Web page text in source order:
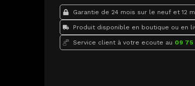
k
Garantie de 24 mois sur le neuf et 12
Produit disponible en boutique ou en
Service client à votre ecoute au 09 75